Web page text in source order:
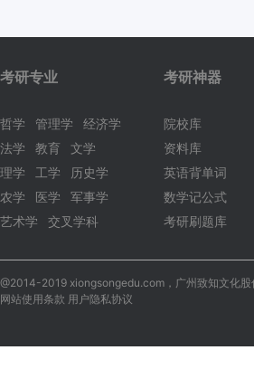
考研专业
哲学 管理学
经济学
法学
教育
文学
理学
工学
历史学
农学
医学
军事学
艺术学
交叉学科
考研神器
院校库
资料库
英语背单词
数学记公式
考研刷题库
@2014-2019 xiongsongedu.com，广州致知文化
网站使用条款 用户隐私协议